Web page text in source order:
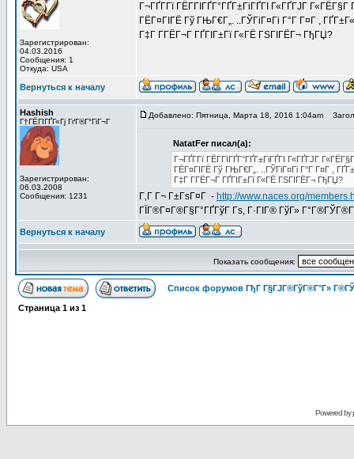
Зарегистрирован:
04.03.2016
Сообщения: 1
Откуда: USA
Г¬ГҐГ­Гї ГЁГ­ГІГҐГ°ГҐГ±ГіГҐГІ Г«ГҐГЈГ
ГЁГ¤ГІГЁ Гў ГЊГ€Г„. ..ГЎГіГ¤Гі Г°Г Г¤Г ,
Г‡Г Г­ГЁГ¬Г ГҐГІГ±Гї Г«ГЁ ГЅГІГЁГ¬ ГђГЏ?
Вернуться к началу
Hashish
Г†ГЁГІГҐГ«Гј ГґГ®Г°ГіГ¬Г
Зарегистрирован:
06.03.2008
Сообщения: 1231
Добавлено: Пятница, Марта 18, 2016 1:04am
NatatFer писал(а):
Г¬ГҐГ­Гї ГЁГ­ГІГҐГ°ГҐГ±ГіГҐГІ Г«ГҐГЈГ
ГЁГ¤ГІГЁ Гў ГЊГ€Г„. ..ГЎГіГ¤Гі Г°Г Г¤Г ,
Г‡Г Г­ГЁГ¬Г ГҐГІГ±Гї Г«ГЁ ГЅГІГЁГ¬ ГђГЏ?
Г‚Г Г¬ Г±ГѕГ¤Г - http://www.naces.org/
ГЇГ®Г¤Г®Г§Г°ГҐГўГ Гѕ, Г·ГІГ® ГўГ»
Вернуться к началу
Показать сообщения:
Список форумов ГђГ Г§ГЈГ®ГўГ®Г°Г»
Страница 1 из 1
Powered by